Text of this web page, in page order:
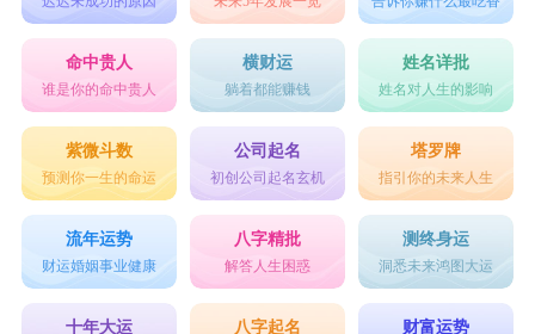
命中贵人
谁是你的命中贵人
横财运
躺着都能赚钱
姓名详批
姓名对人生的影响
紫微斗数
预测你一生的命运
公司起名
初创公司起名玄机
塔罗牌
指引你的未来人生
流年运势
财运婚姻事业健康
八字精批
解答人生困惑
测终身运
洞悉未来鸿图大运
十年大运 八字起名 财富运势